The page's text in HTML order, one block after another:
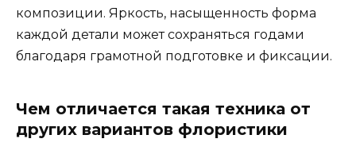
композиции. Яркость, насыщенность форма
каждой детали может сохраняться годами
благодаря грамотной подготовке и фиксации.
Чем отличается такая техника от
других вариантов флористики